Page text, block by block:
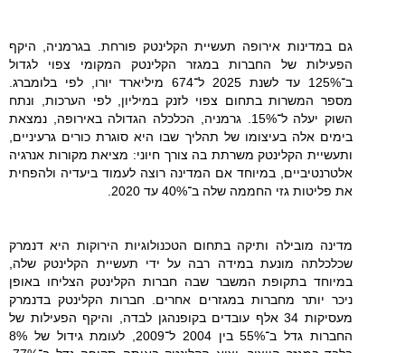
גם במדינות אירופה תעשיית הקלינטק פורחת. בגרמניה, היקף
הפעילות של החברות במגזר הקלינטק המקומי צפוי לגדול
ב־125% עד לשנת 2025 ל־674 מיליארד יורו, לפי בלומברג.
מספר המשרות בתחום צפוי לזנק במיליון, לפי הערכות, ונתח
השוק יעלה ל־15%. גרמניה, הכלכלה הגדולה באירופה, נמצאת
בימים אלה בעיצומו של תהליך שבו היא סוגרת כורים גרעיניים,
ותעשיית הקלינטק משרתת בה צורך חיוני: מציאת מקורות אנרגיה
אלטרנטיביים, במיוחד אם המדינה רוצה לעמוד ביעדיה ולהפחית
את פליטות גזי החממה שלה ב־40% עד 2020.
מדינה מובילה ותיקה בתחום הטכנולוגיות הירוקות היא דנמרק
שכלכלתה מונעת במידה רבה על ידי תעשיית הקלינטק שלה,
במיוחד בתקופת המשבר שבה חברות הקלינטק הצליחו באופן
ניכר יותר מחברות במגזרים אחרים. חברות הקלינטק בדנמרק
מעסיקות 34 אלף עובדים בקופנהגן לבדה, והיקף הפעילות של
החברות גדל ב־55% בין 2004 ל־2009, לעומת גידול של 8%